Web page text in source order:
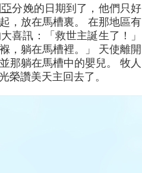
分娩的日期到了，他們只好
，放在馬槽裏。 在那地區有
喜訊：「救世主誕生了！」
，躺在馬槽裡。」 天使離開
並那躺在馬槽中的嬰兒。 牧人
讚美天主回去了。